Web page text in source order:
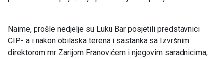
Naime, prošle nedjelje su Luku Bar posjetili predstavnici
CIP- a i nakon obilaska terena i sastanka sa Izvršnim
direktorom mr Zarijom Franovićem i njegovim saradnicima,